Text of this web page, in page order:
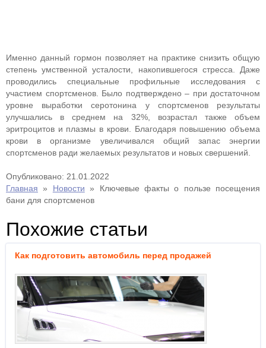
Именно данный гормон позволяет на практике снизить общую
степень умственной усталости, накопившегося стресса. Даже
проводились специальные профильные исследования с
участием спортсменов. Было подтверждено – при достаточном
уровне выработки серотонина у спортсменов результаты
улучшались в среднем на 32%, возрастал также объем
эритроцитов и плазмы в крови. Благодаря повышению объема
крови в организме увеличивался общий запас энергии
спортсменов ради желаемых результатов и новых свершений.
Опубликовано: 21.01.2022
Главная » Новости » Ключевые факты о пользе посещения
бани для спортсменов
Похожие статьи
Как подготовить автомобиль перед продажей